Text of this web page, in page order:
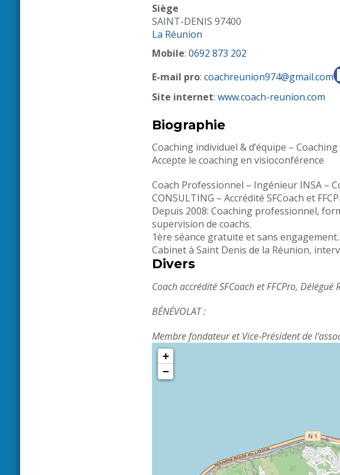
Siège
SAINT-DENIS 97400
La Réunion
Mobile: 0692 873 202
E-mail pro: coachreunion974@gmail.com
Site internet: www.coach-reunion.com
Biographie
Coaching individuel & d’équipe –
Accepte le coaching en visioconférence
Coach Professionnel – Ingénieur INSA –
CONSULTING – Accrédité SFCoach et
Depuis 2008: Coaching professionnel,
supervision de coachs.
1ère séance gratuite et sans engagement.
Cabinet à Saint Denis de la Réunion,
Divers
Coach accrédité SFCoach et FFCPro, Délégué
BÉNÉVOLAT :
Membre fondateur et Vice-Président de
+
−